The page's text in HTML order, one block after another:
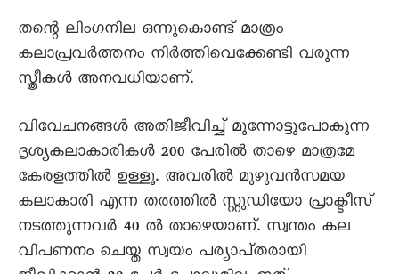
തന്റെ ലിംഗനില ഒന്നുകൊണ്ട് മാത്രം
കലാപ്രവർത്തനം നിർത്തിവെക്കേണ്ടി വരുന്ന
സ്ത്രീകൾ അനവധിയാണ്.
വിവേചനങ്ങൾ അതിജീവിച്ച് മുന്നോട്ടുപോകുന്ന
ദൃശ്യകലാകാരികൾ 200 പേരിൽ താഴെ മാത്രമേ
കേരളത്തിൽ ഉള്ളൂ. അവരിൽ മുഴുവൻസമയ
കലാകാരി എന്ന തരത്തിൽ സ്റ്റുഡിയോ പ്രാക്ടീസ്
നടത്തുന്നവർ 40 ൽ താഴെയാണ്. സ്വന്തം കല
വിപണനം ചെയ്ത സ്വയം പര്യാപ്‌തരായി